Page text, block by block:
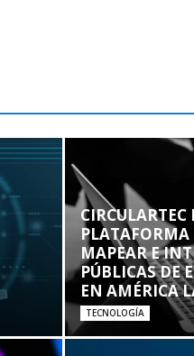
MAPEAR E
PÚBLICAS DE
EN AMÉRICA
TECNOLOGÍA